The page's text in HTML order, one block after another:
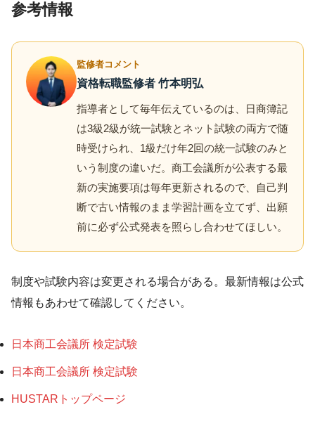
参考情報
監修者コメント
資格転職監修者 竹本明弘
指導者として毎年伝えているのは、日商簿記
は3級2級が統一試験とネット試験の両方で随
時受けられ、1級だけ年2回の統一試験のみと
いう制度の違いだ。商工会議所が公表する最
新の実施要項は毎年更新されるので、自己判
断で古い情報のまま学習計画を立てず、出願
前に必ず公式発表を照らし合わせてほしい。
制度や試験内容は変更される場合がある。最新情報は公式
情報もあわせて確認してください。
日本商工会議所 検定試験
日本商工会議所 検定試験
HUSTARトップページ